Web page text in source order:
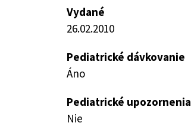
Vydané
26.02.2010
Pediatrické dávkovanie
Áno
Pediatrické upozornenia
Nie